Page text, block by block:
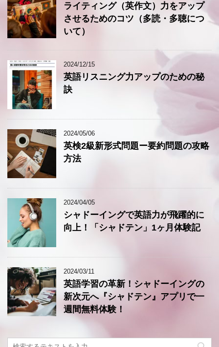
ライティング（英作文）力をアップ
させるためのコツ（多読・多聴につ
いて）
2024/12/15
英語リスニング力アップのための秘
訣
2024/05/06
英検2級新形式問題ー要約問題の攻略
方法
2024/04/05
シャドーイングで英語力が飛躍的に
向上！「シャドテン」1ヶ月体験記
2024/03/11
英語学習の革新！シャドーイングの
新次元へ『シャドテン』アプリで一
週間無料体験！